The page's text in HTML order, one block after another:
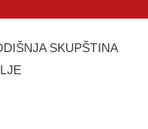
SKUPŠTINA